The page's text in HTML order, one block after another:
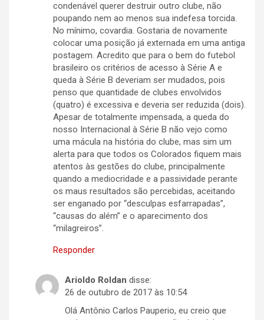
condenável querer destruir outro clube, não
poupando nem ao menos sua indefesa torcida.
No mínimo, covardia. Gostaria de novamente
colocar uma posição já externada em uma antiga
postagem. Acredito que para o bem do futebol
brasileiro os critérios de acesso à Série A e
queda à Série B deveriam ser mudados, pois
penso que quantidade de clubes envolvidos
(quatro) é excessiva e deveria ser reduzida (dois).
Apesar de totalmente impensada, a queda do
nosso Internacional à Série B não vejo como
uma mácula na história do clube, mas sim um
alerta para que todos os Colorados fiquem mais
atentos às gestões do clube, principalmente
quando a mediocridade e a passividade perante
os maus resultados são percebidas, aceitando
ser enganado por “desculpas esfarrapadas”,
“causas do além” e o aparecimento dos
“milagreiros”.
Responder
Arioldo Roldan disse:
26 de outubro de 2017 às 10:54
Olá Antônio Carlos Pauperio, eu creio que